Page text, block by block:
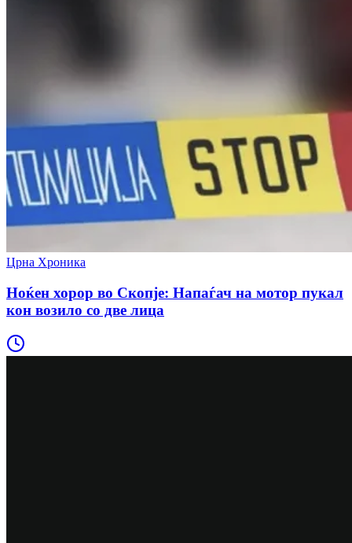
Црна Хроника
Ноќен хорор во Скопје: Напаѓач на мотор пукал
кон возило со две лица